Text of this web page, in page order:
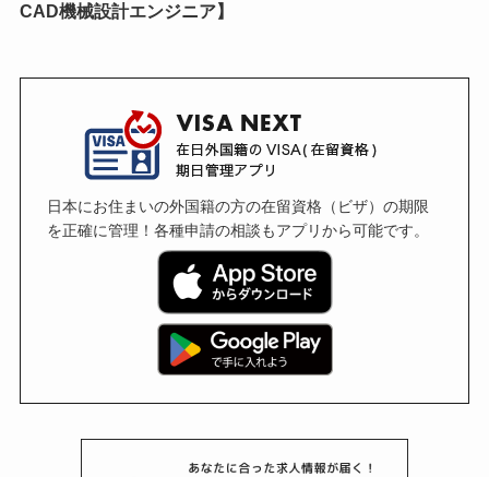
CAD機械設計エンジニア】
日本にお住まいの外国籍の方の在留資格（ビザ）の期限
を正確に管理！各種申請の相談もアプリから可能です。